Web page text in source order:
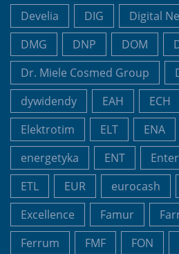
Develia
DIG Digital
DMG
DNP DOM
Dr. Miele Cosmed Group
dywidendy
EAH ECH
Elektrotim
ELT ENA
energetyka
ENT
ETL
EUR eurocash
Excellence
Famur
Ferrum
FMF FON